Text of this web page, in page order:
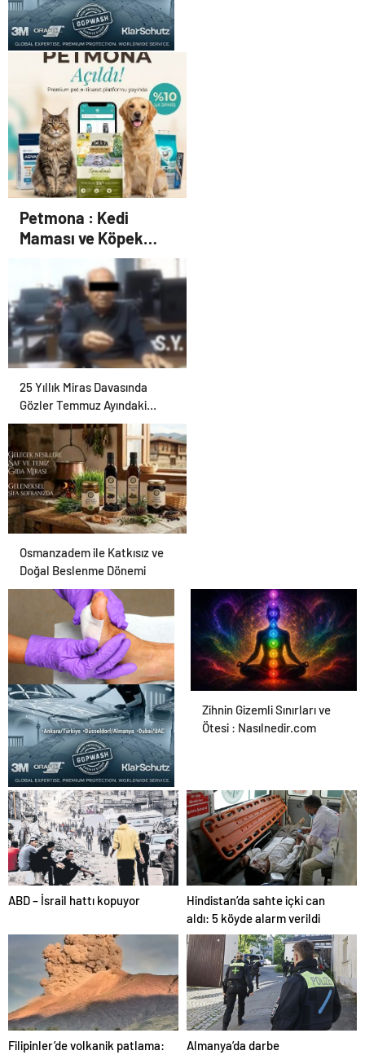
UETDS Nedir ? Uetds.com
İle Akıllı Dijital Taşımacılık
Yazılımı
Petmona : Kedi
Maması ve Köpek
Maması İle Tüm Evcil
Hayvan Ürünleri
25 Yıllık Miras Davasında
Gözler Temmuz Ayındaki
Karar Duruşmasına Çevrildi
Osmanzadem ile Katkısız ve
Doğal Beslenme Dönemi
Ortopodoloji İle Diyabetik
Ayak Yarası Tedavisi
Zihnin Gizemli Sınırları ve
Ötesi : Nasılnedir.com
UETDS Nedir ? Uetds.com
İle Akıllı Dijital Taşımacılık
Yazılımı
ABD – İsrail hattı kopuyor
Hindistan’da sahte içki can
aldı: 5 köyde alarm verildi
Filipinler’de volkanik patlama: Almanya’da darbe